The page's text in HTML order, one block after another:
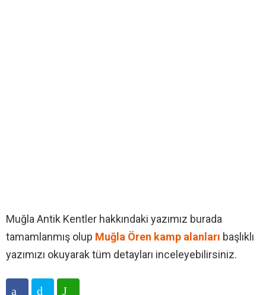
Muğla Antik Kentler hakkındaki yazımız burada
tamamlanmış olup Muğla Ören kamp alanları başlıklı
yazımızı okuyarak tüm detayları inceleyebilirsiniz.